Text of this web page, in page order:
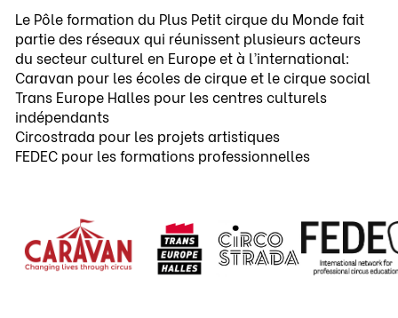
Le Pôle formation du Plus Petit cirque du Monde fait
partie des réseaux qui réunissent plusieurs acteurs
du secteur culturel en Europe et à l’international:
Caravan pour les écoles de cirque et le cirque social
Trans Europe Halles pour les centres culturels
indépendants
Circostrada pour les projets artistiques
FEDEC pour les formations professionnelles